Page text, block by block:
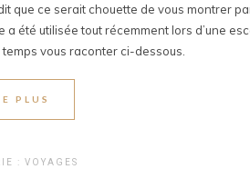
que ce serait chouette de vous montrer
été utilisée tout récemment lors d’une
vous raconter ci-dessous.
PLUS
: VOYAGES